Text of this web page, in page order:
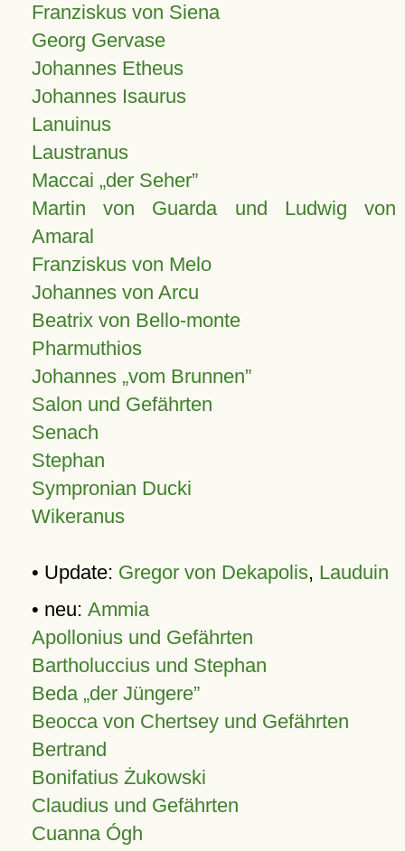
Franziskus von Siena
Georg Gervase
Johannes Etheus
Johannes Isaurus
Lanuinus
Laustranus
Maccai „der Seher”
Martin von Guarda und Ludwig von
Amaral
Franziskus von Melo
Johannes von Arcu
Beatrix von Bello-monte
Pharmuthios
Johannes vom Brunnen
Salon und Gefährten
Senach
Stephan
Sympronian Ducki
Wikeranus
• Update: Gregor von Dekapolis, Lauduin
• neu: Ammia
Apollonius und Gefährten
Bartholuccius und Stephan
Beda „der Jüngere”
Beocca von Chertsey und Gefährten
Bertrand
Bonifatius Żukowski
Claudius und Gefährten
Cuanna Ógh